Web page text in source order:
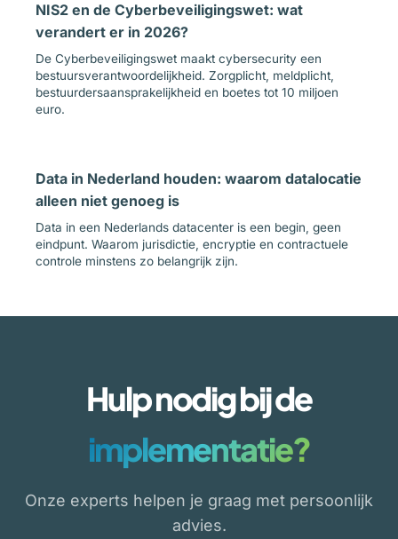
NIS2 en de Cyberbeveiligingswet: wat
verandert er in 2026?
De Cyberbeveiligingswet maakt cybersecurity een
bestuursverantwoordelijkheid. Zorgplicht, meldplicht,
bestuurdersaansprakelijkheid en boetes tot 10 miljoen
euro.
Data in Nederland houden: waarom datalocatie
alleen niet genoeg is
Data in een Nederlands datacenter is een begin, geen
eindpunt. Waarom jurisdictie, encryptie en contractuele
controle minstens zo belangrijk zijn.
Hulp nodig bij de
implementatie?
Onze experts helpen je graag met persoonlijk
advies.